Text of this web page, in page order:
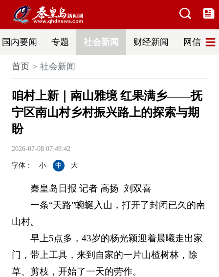
国内要闻 专题 社会新闻 财经新闻 网信普法
首页 社会新闻
咱村上新｜南山雅境 红果满乡——抚
宁区南山村乡村振兴路上的探索与期
盼
2026-07-08 07:49:42
字体： 小 中 大
秦皇岛日报 记者 高扬 刘双喜
一条“天路”蜿蜒入山，打开了封闭已久的南
山村。
早上5点多，43岁的杨光颖迎着晨曦走出家
门，带上工具，来到自家的一片山楂树林，除
草、剪枝，开始了一天的劳作。